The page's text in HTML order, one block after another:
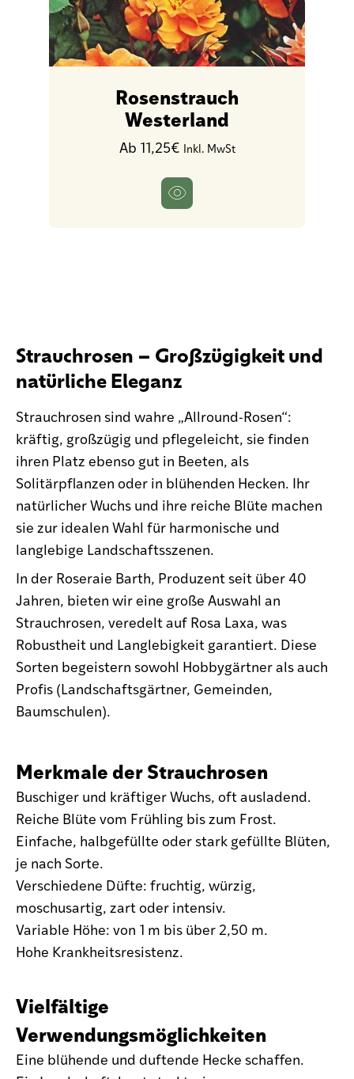
Rosenstrauch
Westerland
Ab 11,25€ Inkl. MwSt
Strauchrosen – Großzügigkeit und
natürliche Eleganz
Strauchrosen sind wahre „Allround-Rosen“:
kräftig, großzügig und pflegeleicht, sie finden
ihren Platz ebenso gut in Beeten, als
Solitärpflanzen oder in blühenden Hecken. Ihr
natürlicher Wuchs und ihre reiche Blüte machen
sie zur idealen Wahl für harmonische und
langlebige Landschaftsszenen.
In der Roseraie Barth, Produzent seit über 40
Jahren, bieten wir eine große Auswahl an
Strauchrosen, veredelt auf Rosa Laxa, was
Robustheit und Langlebigkeit garantiert. Diese
Sorten begeistern sowohl Hobbygärtner als auch
Profis (Landschaftsgärtner, Gemeinden,
Baumschulen).
Merkmale der Strauchrosen
Buschiger und kräftiger Wuchs, oft ausladend.
Reiche Blüte vom Frühling bis zum Frost.
Einfache, halbgefüllte oder stark gefüllte Blüten,
je nach Sorte.
Verschiedene Düfte: fruchtig, würzig,
moschusartig, zart oder intensiv.
Variable Höhe: von 1 m bis über 2,50 m.
Hohe Krankheitsresistenz.
Vielfältige
Verwendungsmöglichkeiten
Eine blühende und duftende Hecke schaffen.